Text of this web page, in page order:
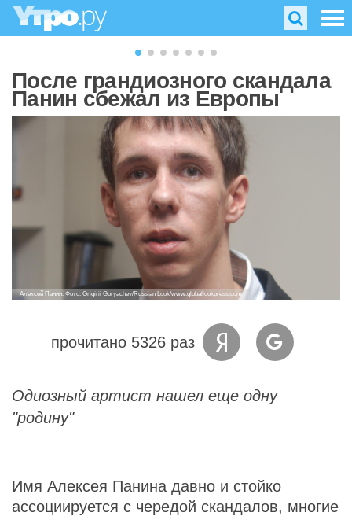
После грандиозного скандала
Панин сбежал из Европы
Алексей Панин. Фото: Grigirii Goryachev/Russian Look/www.globallookpress.com
прочитано 5326 раз
Одиозный артист нашел еще одну
"родину"
Имя Алексея Панина давно и стойко
ассоциируется с чередой скандалов, многие